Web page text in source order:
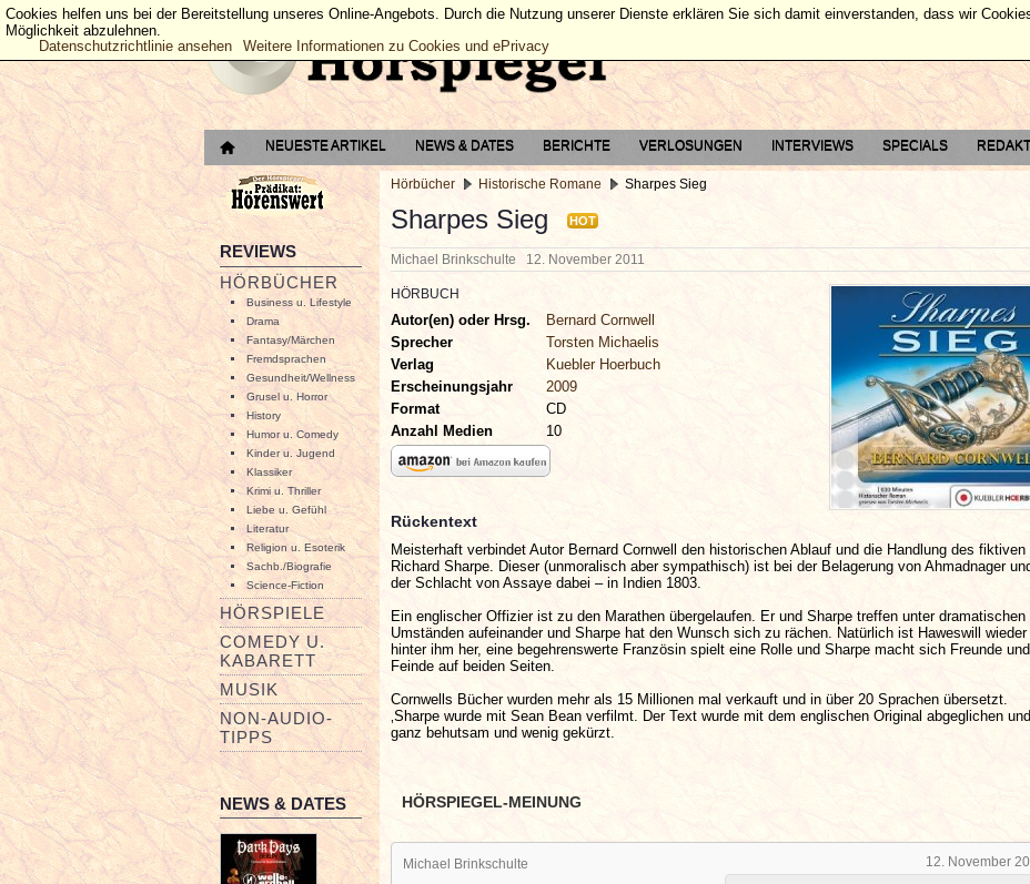
NEUESTE ARTIKEL NEWS & DATES BERICHTE VERLOSUNGEN INTERVIEWS SPECIALS
REVIEWS
HÖRBÜCHER
Business u. Lifestyle
Drama
Fantasy/Märchen
Fremdsprachen
Gesundheit/Wellness
Grusel u. Horror
History
Humor u. Comedy
Kinder u. Jugend
Klassiker
Krimi u. Thriller
Liebe u. Gefühl
Literatur
Religion u. Esoterik
Sachb./Biografie
Science-Fiction
HÖRSPIELE
COMEDY U.
KABARETT
MUSIK
NON-AUDIO-
TIPPS
NEWS & DATES
Hörbücher Historische Romane Sharpes Sieg
Sharpes Sieg HOT
Michael Brinkschulte 12. November 2011
HÖRBUCH
Autor(en) oder Hrsg.
Bernard Cornwell
Sprecher
Torsten Michaelis
Verlag
Kuebler Hoerbuch
Erscheinungsjahr
2009
Format
CD
Anzahl Medien
10
Rückentext
Meisterhaft verbindet Autor Bernard Cornwell den historischen Ablauf und die Handlung des fiktiven
Richard Sharpe. Dieser (unmoralisch aber sympathisch) ist bei der Belagerung von Ahmadnager
der Schlacht von Assaye dabei – in Indien 1803.
Ein englischer Offizier ist zu den Marathen übergelaufen. Er und Sharpe treffen unter dramatischen
Umständen aufeinander und Sharpe hat den Wunsch sich zu rächen. Natürlich ist Haweswill wieder
hinter ihm her, eine begehrenswerte Französin spielt eine Rolle und Sharpe macht sich Freunde und
Feinde auf beiden Seiten.
Cornwells Bücher wurden mehr als 15 Millionen mal verkauft und in über 20 Sprachen übersetzt.
‚Sharpe wurde mit Sean Bean verfilmt. Der Text wurde mit dem englischen Original abgeglichen
ganz behutsam und wenig gekürzt.
HÖRSPIEGEL-MEINUNG
12. November
Michael Brinkschulte
Cookies helfen uns bei der Bereitstellung unseres Online-Angebots. Durch die Nutzung unserer Dienste erklären Sie sich damit einverstanden, dass wir
Möglichkeit abzulehnen.
Datenschutzrichtlinie ansehen
Weitere Informationen zu Cookies und ePrivacy